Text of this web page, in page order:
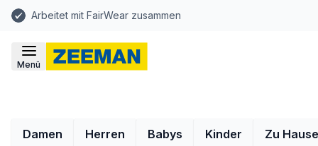
Arbeitet mit FairWear zusammen
Menü
Damen Herren Babys Kinder Zu Hause